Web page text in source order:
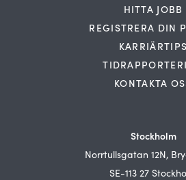
HITTA JOBB
REGISTRERA DIN
KARRIÄRTIPS
KONTAKTA
Stockholm
Norrtullsgatan 12N,
SE-113 27